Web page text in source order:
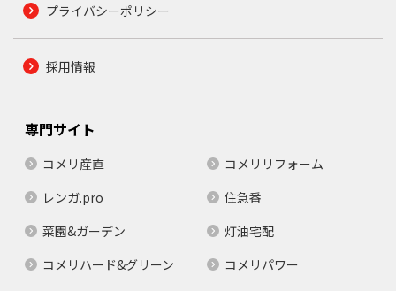
プライバシーポリシー
採用情報
専門サイト
コメリ産直
コメリリフォーム
レンガ.pro
住急番
菜園&ガーデン
灯油宅配
コメリハード&グリーン
コメリパワー